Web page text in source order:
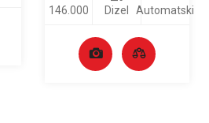
146.000 Dizel Automatski